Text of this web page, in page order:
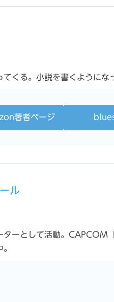
くる。小説を書くようにな
著者ページ
ル
ターとして活動。